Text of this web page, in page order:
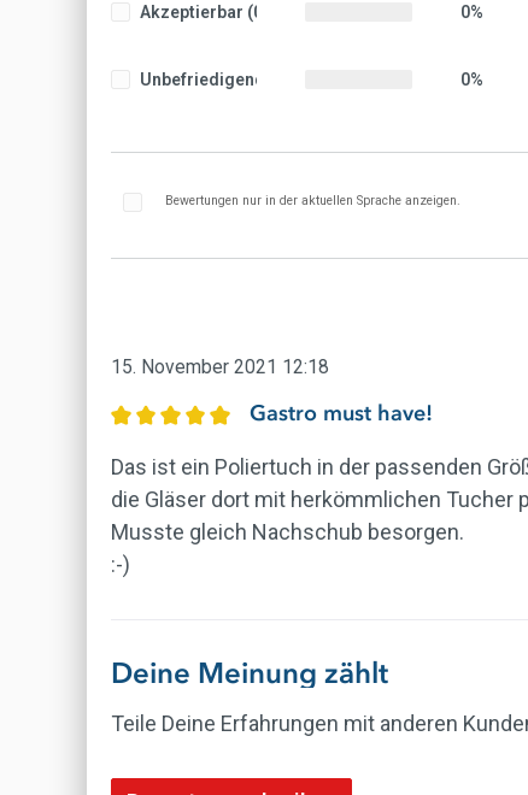
Akzeptierbar (0) 0%
Unbefriedigend (0) 0%
Bewertungen nur in der aktuellen Sprache anzeigen.
15. November 2021 12:18
Bewertung mit 5 von 5 Sternen
Gastro must have!
Das ist ein Poliertuch in der passenden
die Gläser dort mit herkömmlichen Tucher
Musste gleich Nachschub besorgen.
:-)
Deine Meinung zählt
Teile Deine Erfahrungen mit anderen